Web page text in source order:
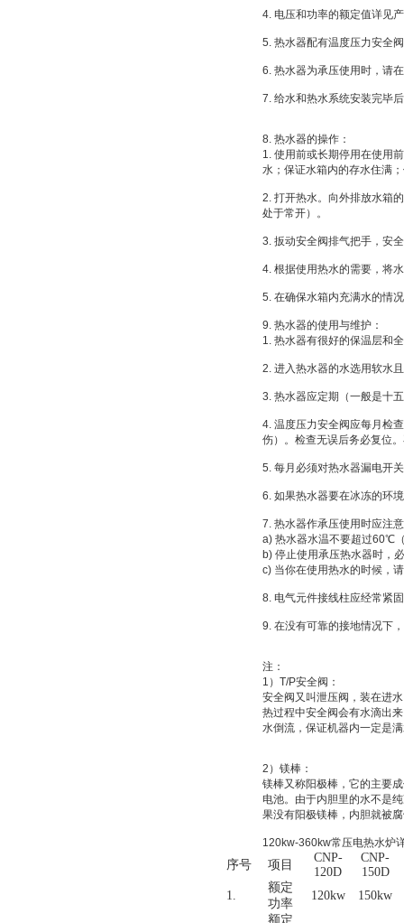
4. 电压和功率的额定值详见
5. 热水器配有温度压力安全
6. 热水器为承压使用时，请
7. 给水和热水系统安装完毕
8. 热水器的操作：
1. 使用前或长期停用在使用
水；保证水箱内的存水住满
2. 打开热水。向外排放水箱
处于常开）。
3. 扳动安全阀排气把手，安
4. 根据使用热水的需要，将
5. 在确保水箱内充满水的情
9. 热水器的使用与维护：
1. 热水器有很好的保温层和
2. 进入热水器的水选用软水
3. 热水器应定期（一般是十
4. 温度压力安全阀应每月检
伤）。检查无误后务必复位
5. 每月必须对热水器漏电开
6. 如果热水器要在冰冻的环
7. 热水器作承压使用时应注
a) 热水器水温不要超过60℃
b) 停止使用承压热水器时，
c) 当你在使用热水的时候，
8. 电气元件接线柱应经常紧
9. 在没有可靠的接地情况下
注：
1）T/P安全阀：
安全阀又叫泄压阀，装在进
热过程中安全阀会有水滴出
水倒流，保证机器内一定是
2）镁棒：
镁棒又称阳极棒，它的主要
电池。由于内胆里的水不是
果没有阳极镁棒，内胆就被
120kw-360kw常压电热水炉
序号 项目
CNP-
120D
CNP-
150D
1.
额定
功率
120kw 150kw
额定